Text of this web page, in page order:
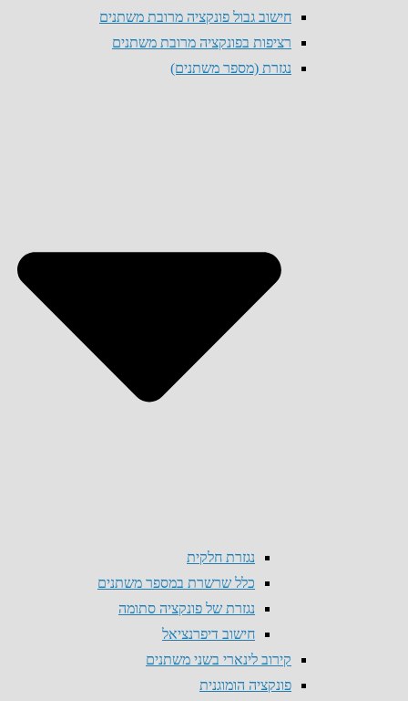
חישוב גבול פונקציה מרובת משתנים
רציפות בפונקציה מרובת משתנים
נגזרת (מספר משתנים)
נגזרת חלקית
כלל שרשרת במספר משתנים
נגזרת של פונקציה סתומה
חישוב דיפרנציאל
קירוב לינארי בשני משתנים
פונקציה הומוגנית